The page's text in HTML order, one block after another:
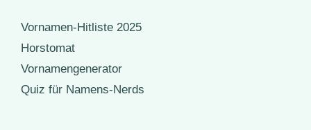
Vornamen-Hitliste 2025
Horstomat
Vornamengenerator
Quiz für Namens-Nerds